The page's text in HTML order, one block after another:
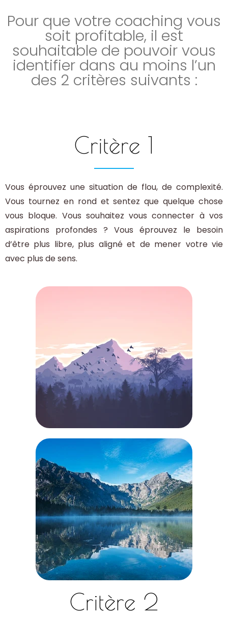
Pour que votre coaching vous
soit profitable, il est
souhaitable de pouvoir vous
identifier dans au moins l’un
des 2 critères suivants :
Critère 1
Vous éprouvez une situation de flou, de complexité.
Vous tournez en rond et sentez que quelque chose
vous bloque. Vous souhaitez vous connecter à vos
aspirations profondes ? Vous éprouvez le besoin
d’être plus libre, plus aligné et de mener votre vie
avec plus de sens.
Critère 2